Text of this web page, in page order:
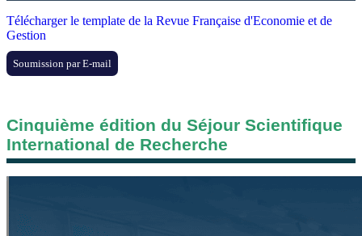
Télécharger le template de la Revue Française d'Economie et de
Gestion
Soumission par E-mail
Cinquième édition du Séjour Scientifique
International de Recherche